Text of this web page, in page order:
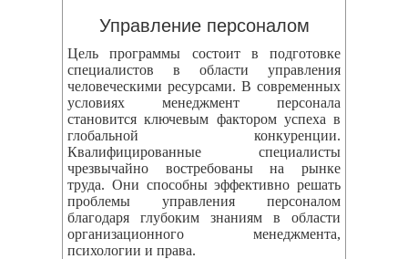
Управление персоналом
Цель программы состоит в подготовке
специалистов в области управления
человеческими ресурсами. В современных
условиях менеджмент персонала
становится ключевым фактором успеха в
глобальной конкуренции.
Квалифицированные специалисты
чрезвычайно востребованы на рынке
труда. Они способны эффективно решать
проблемы управления персоналом
благодаря глубоким знаниям в области
организационного менеджмента,
психологии и права.